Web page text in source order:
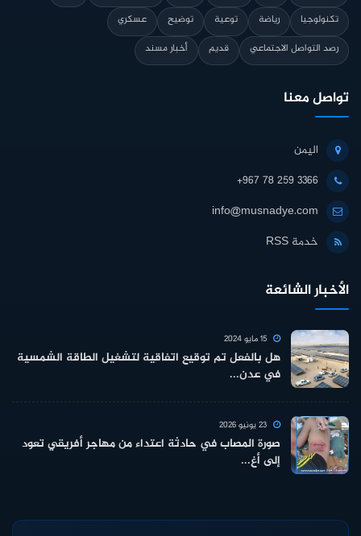
تكنولوجيا
رياضة توعية توضيح
عسكري
رصد التواصل الاجتماعي
قديم أخبار مسند
تواصل معنا
اليمن
+967 78 259 3366
info@musnadye.com
خدمة RSS
الأخبار الشائعة
هل بالفعل تم توقيع اتفاقية لتشغيل الطاقة الشمسية
في عدن...
صورة المصاب في حادثة اعتداء من مهاجر أفريقي تعود
إلى أغ...